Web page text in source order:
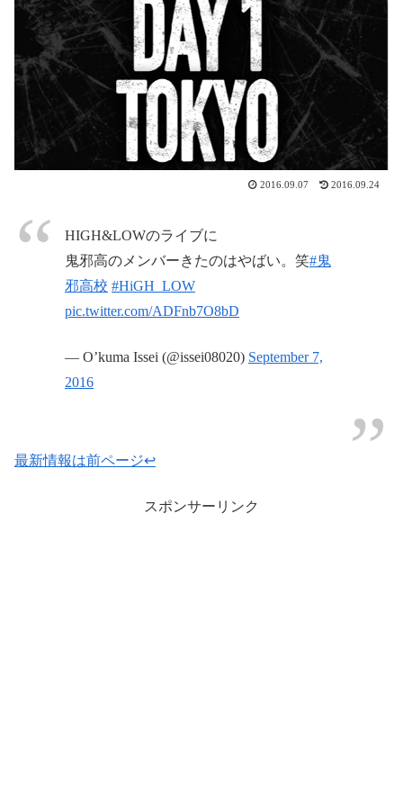
2016.09.07 2016.09.24
HIGH&LOWのライブに
鬼邪高のメンバーきたのはやばい。笑#鬼
邪高校 #HiGH_LOW
pic.twitter.com/ADFnb7O8bD
— O’kuma Issei (@issei08020) September 7,
2016
最新情報は前ページ↩
スポンサーリンク